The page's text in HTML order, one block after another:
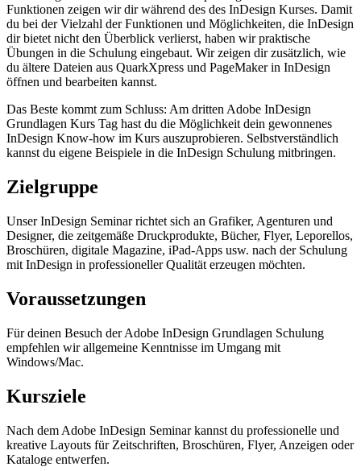
Funktionen zeigen wir dir während des des InDesign Kurses. Damit
du bei der Vielzahl der Funktionen und Möglichkeiten, die InDesign
dir bietet nicht den Überblick verlierst, haben wir praktische
Übungen in die Schulung eingebaut. Wir zeigen dir zusätzlich, wie
du ältere Dateien aus QuarkXpress und PageMaker in InDesign
öffnen und bearbeiten kannst.
Das Beste kommt zum Schluss: Am dritten Adobe InDesign
Grundlagen Kurs Tag hast du die Möglichkeit dein gewonnenes
InDesign Know-how im Kurs auszuprobieren. Selbstverständlich
kannst du eigene Beispiele in die InDesign Schulung mitbringen.
Zielgruppe
Unser InDesign Seminar richtet sich an Grafiker, Agenturen und
Designer, die zeitgemäße Druckprodukte, Bücher, Flyer, Leporellos,
Broschüren, digitale Magazine, iPad-Apps usw. nach der Schulung
mit InDesign in professioneller Qualität erzeugen möchten.
Voraussetzungen
Für deinen Besuch der Adobe InDesign Grundlagen Schulung
empfehlen wir allgemeine Kenntnisse im Umgang mit
Windows/Mac.
Kursziele
Nach dem Adobe InDesign Seminar kannst du professionelle und
kreative Layouts für Zeitschriften, Broschüren, Flyer, Anzeigen oder
Kataloge entwerfen.